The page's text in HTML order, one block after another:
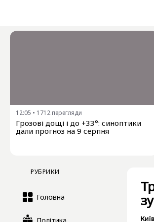
12:05 • 1712 перегляди
Грозові дощі і до +33°: синоптики
дали прогноз на 9 серпня
РУБРИКИ
Головна
Київ